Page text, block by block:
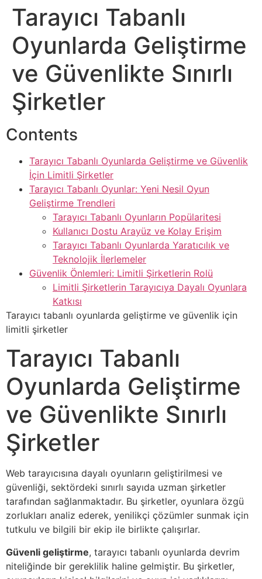
Tarayıcı Tabanlı
Oyunlarda Geliştirme
ve Güvenlikte Sınırlı
Şirketler
Contents
Tarayıcı Tabanlı Oyunlarda Geliştirme ve Güvenlik
İçin Limitli Şirketler
Tarayıcı Tabanlı Oyunlar: Yeni Nesil Oyun
Geliştirme Trendleri
Tarayıcı Tabanlı Oyunların Popülaritesi
Kullanıcı Dostu Arayüz ve Kolay Erişim
Tarayıcı Tabanlı Oyunlarda Yaratıcılık ve
Teknolojik İlerlemeler
Güvenlik Önlemleri: Limitli Şirketlerin Rolü
Limitli Şirketlerin Tarayıcıya Dayalı Oyunlara
Katkısı
Tarayıcı tabanlı oyunlarda geliştirme ve güvenlik için
limitli şirketler
Tarayıcı Tabanlı
Oyunlarda Geliştirme
ve Güvenlikte Sınırlı
Şirketler
Web tarayıcısına dayalı oyunların geliştirilmesi ve
güvenliği, sektördeki sınırlı sayıda uzman şirketler
tarafından sağlanmaktadır. Bu şirketler, oyunlara özgü
zorlukları analiz ederek, yenilikçi çözümler sunmak için
tutkulu ve bilgili bir ekip ile birlikte çalışırlar.
Güvenli geliştirme, tarayıcı tabanlı oyunlarda devrim
niteliğinde bir gereklilik haline gelmiştir. Bu şirketler,